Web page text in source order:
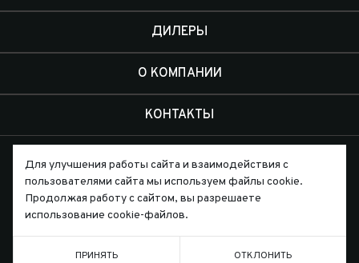
ДИЛЕРЫ
О КОМПАНИИ
КОНТАКТЫ
Письмо директору
Для улучшения работы сайта и взаимодействия с
пользователями сайта мы используем файлы cookie.
Продолжая работу с сайтом, вы разрешаете
использование cookie-файлов.
ПРИНЯТЬ ОТКЛОНИТЬ